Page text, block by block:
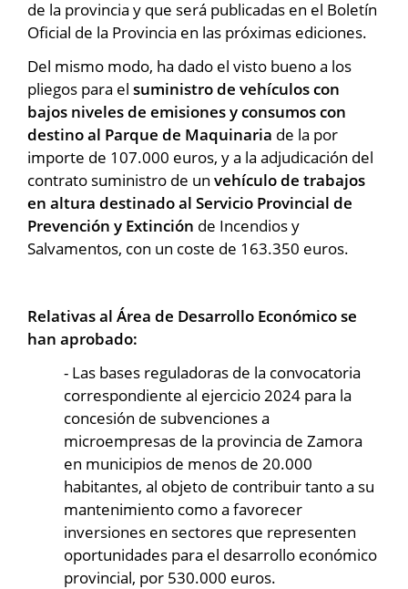
de la provincia y que será publicadas en el Boletín
Oficial de la Provincia en las próximas ediciones.
Del mismo modo, ha dado el visto bueno a los
pliegos para el suministro de vehículos con
bajos niveles de emisiones y consumos con
destino al Parque de Maquinaria de la por
importe de 107.000 euros, y a la adjudicación del
contrato suministro de un vehículo de trabajos
en altura destinado al Servicio Provincial de
Prevención y Extinción de Incendios y
Salvamentos, con un coste de 163.350 euros.
Relativas al Área de Desarrollo Económico se
han aprobado:
- Las bases reguladoras de la convocatoria
correspondiente al ejercicio 2024 para la
concesión de subvenciones a
microempresas de la provincia de Zamora
en municipios de menos de 20.000
habitantes, al objeto de contribuir tanto a su
mantenimiento como a favorecer
inversiones en sectores que representen
oportunidades para el desarrollo económico
provincial, por 530.000 euros.